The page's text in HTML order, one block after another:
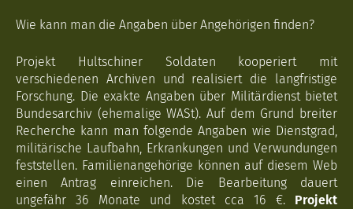
Wie kann man die Angaben über Angehörigen finden?
Projekt Hultschiner Soldaten kooperiert mit
verschiedenen Archiven und realisiert die langfristige
Forschung. Die exakte Angaben über Militärdienst bietet
Bundesarchiv (ehemalige WASt). Auf dem Grund breiter
Recherche kann man folgende Angaben wie Dienstgrad,
militärische Laufbahn, Erkrankungen und Verwundungen
feststellen. Familienangehörige können auf diesem Web
einen Antrag einreichen. Die Bearbeitung dauert
ungefähr 36 Monate und kostet cca 16 €. Projekt